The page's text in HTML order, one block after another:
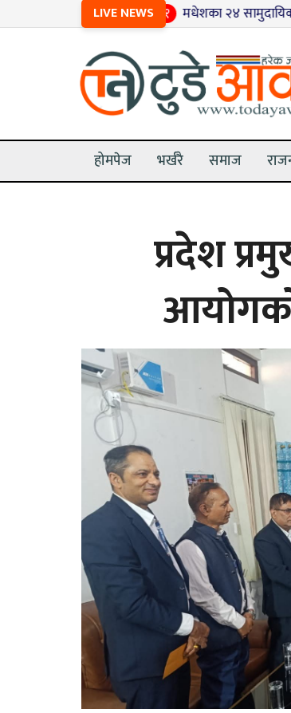
LIVE NEWS
१ मधेशका २४ सामुदायिक विद्यालयलाई
होमपेज भर्खरै समाज
प्रदेश